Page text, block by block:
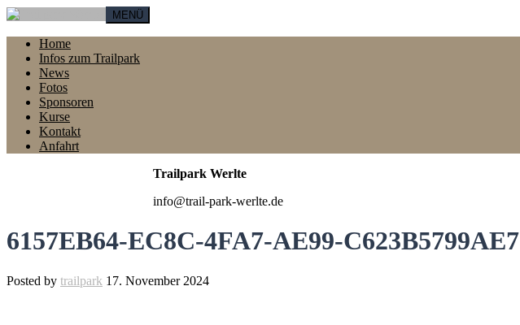
MENÜ
Home
Infos zum Trailpark
News
Fotos
Sponsoren
Kurse
Kontakt
Anfahrt
Trailpark Werlte
info@trail-park-werlte.de
6157EB64-EC8C-4FA7-AE99-C623B5799AE7
Posted by trailpark 17. November 2024